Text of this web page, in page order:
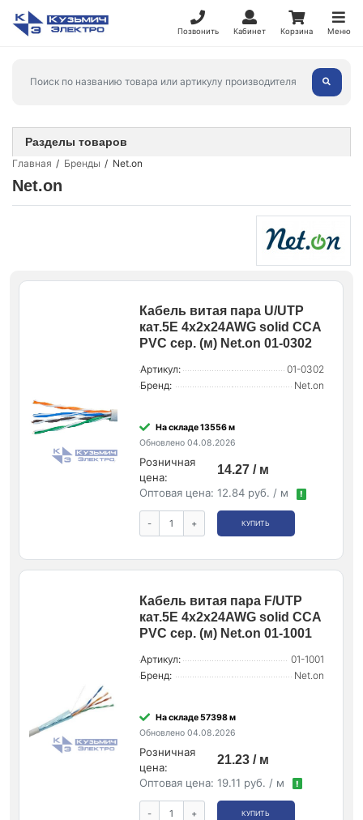
Позвонить Кабинет Корзина Меню
Главная Бренды Net.on
Net.on
Кабель витая пара U/UTP
кат.5E 4х2х24AWG solid CCA
PVC сер. (м) Net.on 01-0302
Артикул:
01-0302
Бренд:
Net.on
На складе 13556 м
Обновлено 04.08.2026
Розничная
цена:
14.27 / м
Оптовая цена: 12.84 руб. / м !
- + КУПИТЬ
Кабель витая пара F/UTP
кат.5E 4х2х24AWG solid CCA
PVC сер. (м) Net.on 01-1001
Артикул:
01-1001
Бренд:
Net.on
На складе 57398 м
Обновлено 04.08.2026
Розничная
цена:
21.23 / м
Оптовая цена: 19.11 руб. / м !
- + КУПИТЬ
Разделы товаров